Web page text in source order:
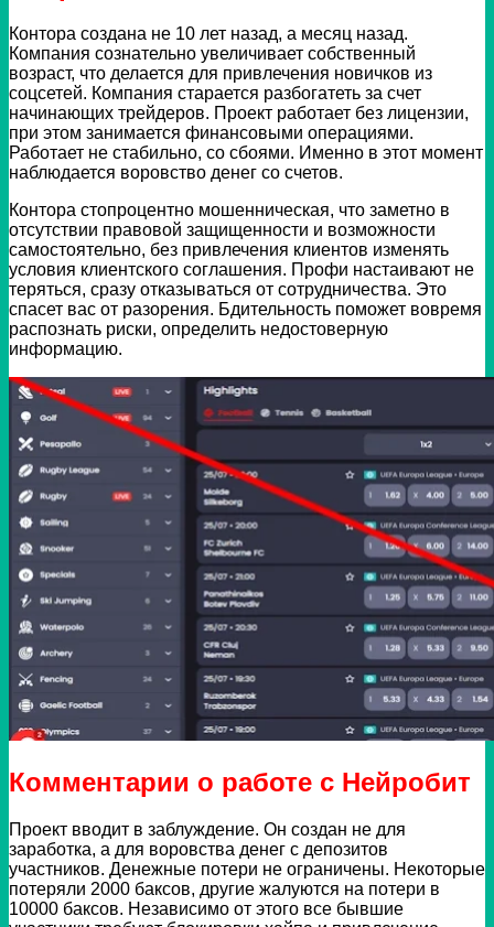
Контора создана не 10 лет назад, а месяц назад.
Компания сознательно увеличивает собственный
возраст, что делается для привлечения новичков из
соцсетей. Компания старается разбогатеть за счет
начинающих трейдеров. Проект работает без лицензии,
при этом занимается финансовыми операциями.
Работает не стабильно, со сбоями. Именно в этот момент
наблюдается воровство денег со счетов.
Контора стопроцентно мошенническая, что заметно в
отсутствии правовой защищенности и возможности
самостоятельно, без привлечения клиентов изменять
условия клиентского соглашения. Профи настаивают не
теряться, сразу отказываться от сотрудничества. Это
спасет вас от разорения. Бдительность поможет вовремя
распознать риски, определить недостоверную
информацию.
Комментарии о работе с Нейробит
Проект вводит в заблуждение. Он создан не для
заработка, а для воровства денег с депозитов
участников. Денежные потери не ограничены. Некоторые
потеряли 2000 баксов, другие жалуются на потери в
10000 баксов. Независимо от этого все бывшие